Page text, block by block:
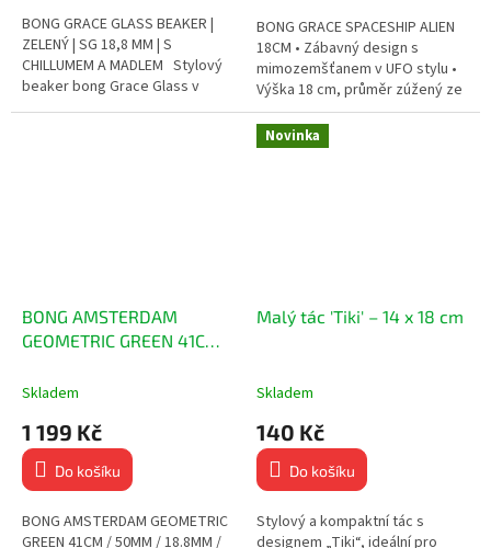
BONG GRACE GLASS BEAKER |
ZELENÝ | SG 18,8 MM | S
CHILLUMEM A MADLEM Stylový
beaker bong Grace Glass v
zeleném provedení Vyroben z
BONG GRACE SPACESHIP ALIEN
18CM • Zábavný design s
mimozemšťanem v UFO stylu •
Výška 18 cm, průměr zúžený ze
70 mm na 25 mm • Pohodlný
náustek a jemné tahy • Kvalitní...
BONG AMSTERDAM
GEOMETRIC GREEN 41CM /
Skladem
1 199 Kč
Do košíku
BONG AMSTERDAM GEOMETRIC
GREEN 41CM / 50MM / 18.8MM /
Novinka
Malý tác 'Tiki' – 14 x 18 cm
Skladem
140 Kč
Do košíku
Stylový a kompaktní tác s
designem „Tiki“, ideální pro